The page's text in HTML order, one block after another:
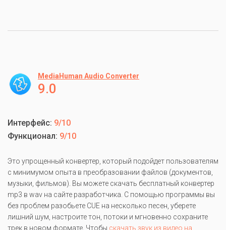
MediaHuman Audio Converter
9.0
Интерфейс: 9/10
Функционал: 9/10
Это упрощенный конвертер, который подойдет пользователям
с минимумом опыта в преобразовании файлов (документов,
музыки, фильмов). Вы можете скачать бесплатный конвертер
mp3 в wav на сайте разработчика. С помощью программы вы
без проблем разобьете CUE на несколько песен, уберете
лишний шум, настроите тон, потоки и мгновенно сохраните
трек в новом формате. Чтобы скачать звук из видео на